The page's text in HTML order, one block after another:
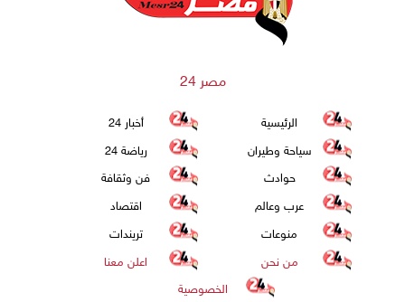
مصر 24
الرئيسية
أخبار 24
سياحة وطيران
رياضة 24
حوادث
فن وثقافة
عرب وعالم
اقتصاد
منوعات
تريندات
من نحن
اعلن معنا
الخصوصية